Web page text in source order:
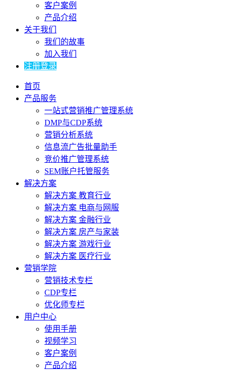
客户案例
产品介绍
关于我们
我们的故事
加入我们
注册登录
首页
产品服务
一站式营销推广管理系统
DMP与CDP系统
营销分析系统
信息流广告批量助手
竞价推广管理系统
SEM账户托管服务
解决方案
解决方案 教育行业
解决方案 电商与网服
解决方案 金融行业
解决方案 房产与家装
解决方案 游戏行业
解决方案 医疗行业
营销学院
营销技术专栏
CDP专栏
优化师专栏
用户中心
使用手册
视频学习
客户案例
产品介绍